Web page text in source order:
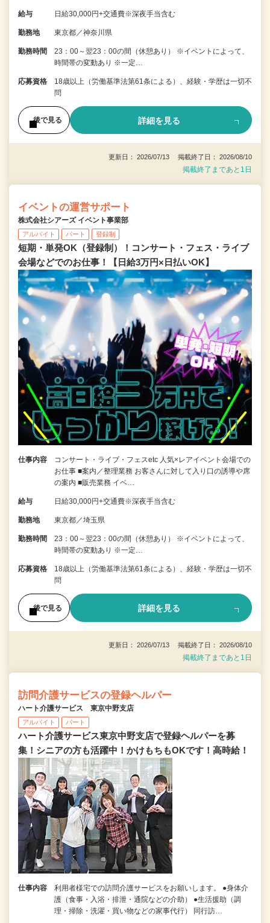
給与 日給30,000円+交通費※深夜手当含む
勤務地 東京都／神奈川県
勤務時間
23：00～翌23：00の間（休憩あり） ※イベントによって、
時間帯の変動あり ※一定…
応募資格
18歳以上（労働基準法第61条による）、経験・学歴は一切不
問
後で見る 詳細を見る
更新日： 2026/07/13 掲載終了日： 2026/08/10
掲載終了まであと1日
イベントの運営サポート
株式会社シアーズ イベント事業部
アルバイト パート 登録制
短期・単発OK（登録制）！コンサート・フェス・ライブ
会場などでのお仕事！【日給3万円×日払いOK】
仕事内容
コンサート・ライブ・フェスetc 人気×レアイベント会場での
お仕事 ■案内／整理業務 お客さんに対して入り口の誘導や席
の案内 ■販売業務 イベ…
給与 日給30,000円+交通費※深夜手当含む
勤務地 東京都／埼玉県
勤務時間
23：00～翌23：00の間（休憩あり） ※イベントによって、
時間帯の変動あり ※一定…
応募資格
18歳以上（労働基準法第61条による）、経験・学歴は一切不
問
後で見る 詳細を見る
更新日： 2026/07/13 掲載終了日： 2026/08/10
掲載終了まであと1日
訪問介護サービスの登録ヘルパー
ハート介護サービス 東京中野支店
アルバイト パート
ハート介護サービス東京中野支店で登録ヘルパーを募
集！シニアの方も活躍中！かけもちもOKです！高時給！
仕事内容
利用者様宅での訪問介護サービスをお願いします。 ●身体介
護（食事・入浴・排泄・通院などの介助） ●生活援助（調
理・掃除・洗濯・買い物などの家事代行） 同行訪…